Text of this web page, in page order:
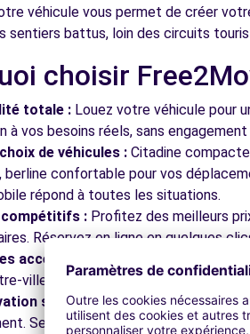
EN-GOHELLE (C)
DE LA ROCADE
FLANDRES - GPF - AUCHY-LES-
véhicule vous permet de créer
sentiers battus, loin des circuits
choisir
totale : Louez votre véhicule pour
à vos besoins réels, sans engagement
de véhicules : Citadine
berline confortable pour vos
répond à toutes les situations.
: Profitez des meilleurs
Réservez en ligne en quelques
accessibles :
Récupérez votre
ville, en gare ou près des aéroports
simplifiée :Notre plateforme
Service client disponible pour